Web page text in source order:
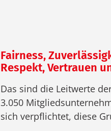
Fairness,
Respekt, Vertrauen
Das sind die Leitwerte
3.050
sich verpflichtet, diese